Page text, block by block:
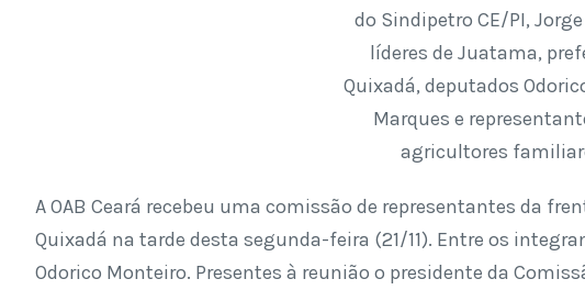
do Sindipetro CE/PI,
líderes de Juatama,
Quixadá, deputados
Marques e
agricultores
A OAB Ceará recebeu uma comissão de representantes da
Quixadá na tarde desta segunda-feira (21/11). Entre os
Odorico Monteiro. Presentes à reunião o presidente da